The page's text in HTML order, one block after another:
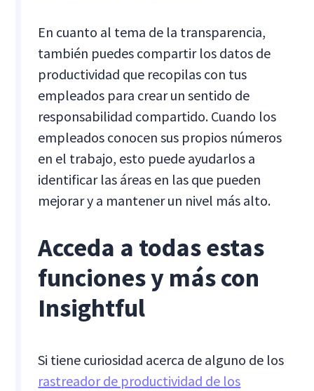
En cuanto al tema de la transparencia,
también puedes compartir los datos de
productividad que recopilas con tus
empleados para crear un sentido de
responsabilidad compartido. Cuando los
empleados conocen sus propios números
en el trabajo, esto puede ayudarlos a
identificar las áreas en las que pueden
mejorar y a mantener un nivel más alto.
Acceda a todas estas
funciones y más con
Insightful
Si tiene curiosidad acerca de alguno de los
rastreador de productividad de los